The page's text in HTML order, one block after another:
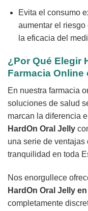
Evita el consumo
aumentar el
la eficacia del
¿Por Qué Elegir
Farmacia Online
En nuestra farmacia
soluciones de salud
marcan la diferencia
HardOn Oral Jelly
una serie de
tranquilidad en toda
Nos enorgullece
HardOn Oral Jelly
completamente